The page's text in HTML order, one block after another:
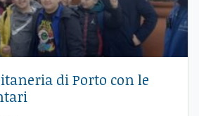
di Porto con le